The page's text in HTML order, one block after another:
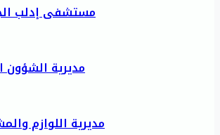
مستشفى إدلب
مديرية الشؤون
مديرية اللوازم